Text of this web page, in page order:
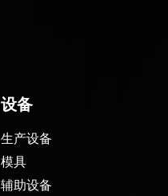
设备
生产设备
模具
辅助设备